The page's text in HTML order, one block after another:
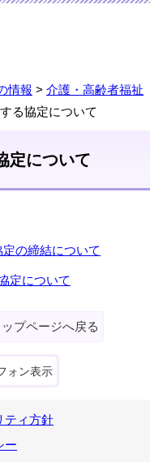
情報 > 介護・高齢者福祉
る協定について
定について
の締結について
定について
ップページへ戻る
ォン表示
ティ方針
ー